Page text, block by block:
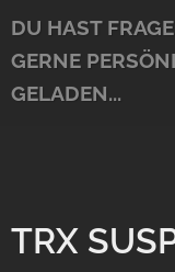
DU HAST
GERNE
GELADEN...
TRX